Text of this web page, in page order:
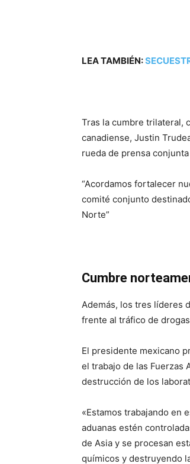
LEA TAMBIÉN:
Tras la cumbre trilateral,
canadiense, Justin
rueda de prensa
“Acordamos fortalecer
comité conjunto
Norte”
Cumbre
Además, los tres líderes
frente al tráfico de
El presidente mexicano
el trabajo de las Fuerzas
destrucción de los
«Estamos trabajando en
aduanas estén
de Asia y se procesan
químicos y destruyendo